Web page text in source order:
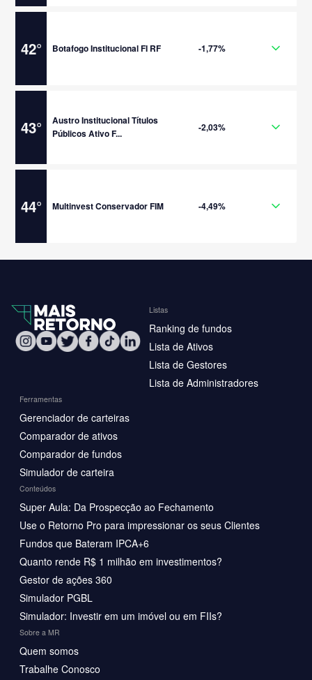
42° Botafogo Institucional FI RF -1,77%
43°
Austro Institucional Títulos
Públicos Ativo F...
-2,03%
44° Multinvest Conservador FIM -4,49%
Listas
Ranking de fundos
Lista de Ativos
Lista de Gestores
Lista de Administradores
Ferramentas
Gerenciador de carteiras
Comparador de ativos
Comparador de fundos
Simulador de carteira
Conteúdos
Super Aula: Da Prospecção ao Fechamento
Use o Retorno Pro para impressionar os seus Clientes
Fundos que Bateram IPCA+6
Quanto rende R$ 1 milhão em investimentos?
Gestor de ações 360
Simulador PGBL
Simulador: Investir em um imóvel ou em FIIs?
Sobre a MR
Quem somos
Trabalhe Conosco